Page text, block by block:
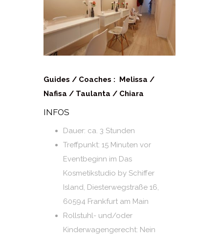
Guides / Coaches : Melissa /
Nafisa / Taulanta / Chiara
INFOS
Dauer: ca. 3 Stunden
Treffpunkt: 15 Minuten vor
Eventbeginn im Das
Kosmetikstudio by Schiffer
Island, Diesterwegstraße 16,
60594 Frankfurt am Main
Rollstuhl- und/oder
Kinderwagengerecht: Nein